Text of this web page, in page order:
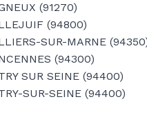
(91270)
(94800)
SUR-MARNE
(94300)
SUR SEINE (94400)
SUR-SEINE (94400)